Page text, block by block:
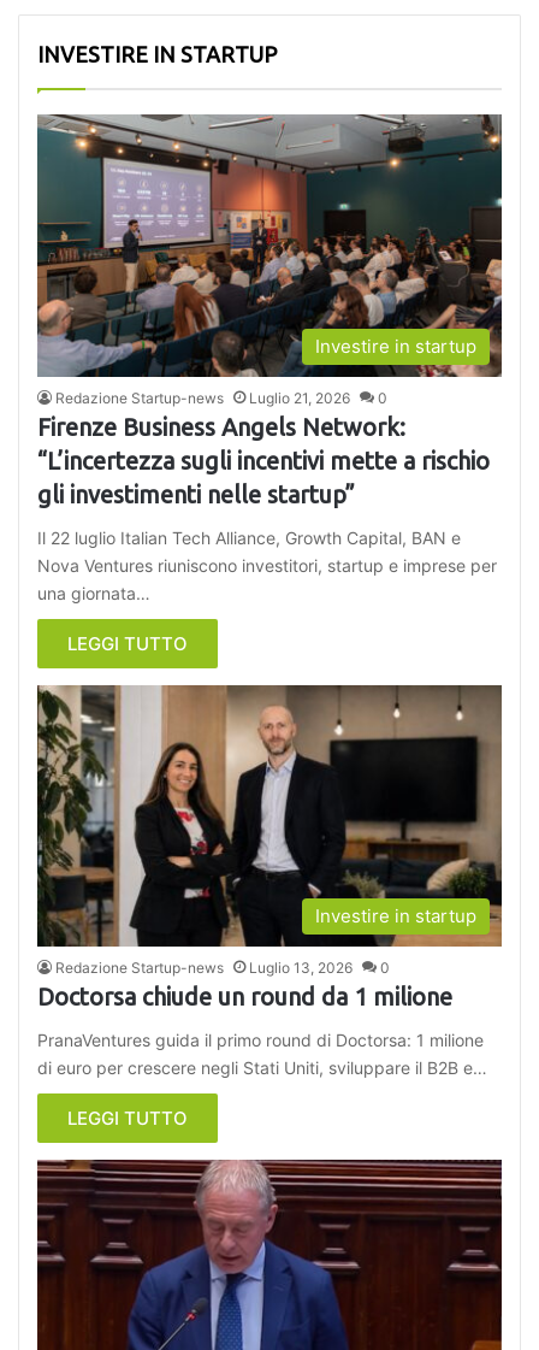
INVESTIRE IN STARTUP
Investire in startup
Redazione Startup-news Luglio 21, 2026 0
Firenze Business Angels Network:
“L’incertezza sugli incentivi mette a rischio
gli investimenti nelle startup”
Il 22 luglio Italian Tech Alliance, Growth Capital, BAN e
Nova Ventures riuniscono investitori, startup e imprese per
una giornata…
LEGGI TUTTO
Investire in startup
Redazione Startup-news Luglio 13, 2026 0
Doctorsa chiude un round da 1 milione
PranaVentures guida il primo round di Doctorsa: 1 milione
di euro per crescere negli Stati Uniti, sviluppare il B2B e…
LEGGI TUTTO